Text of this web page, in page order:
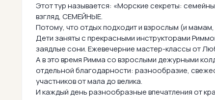
Этот тур называется: «Морские секреты:
взгляд, СЕМЕЙНЫЕ.
Потому, что отдых подходит и взрослым (и мамам,
Дети заняты с прекрасными инструкторами
заядлые сони. Ежевечерние мастер-классы от
А в это время Римма со взрослыми дежурными
отдельной благодарности: разнообразие,
участников от мала до велика.
И каждый день разнообразные впечатления от